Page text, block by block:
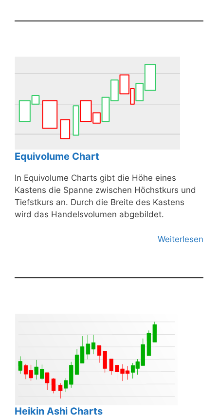
Equivolume Chart
In Equivolume Charts gibt die Höhe eines
Kastens die Spanne zwischen Höchstkurs und
Tiefstkurs an. Durch die Breite des Kastens
wird das Handelsvolumen abgebildet.
Weiterlesen
Heikin Ashi Charts